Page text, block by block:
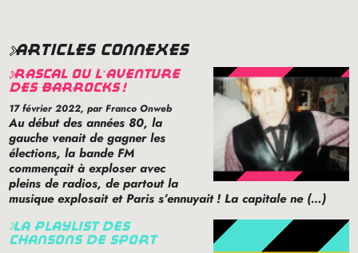
articles connexes
la playlist des
chansons de sport
rascal ou l’aventure
des barrocks !
17 février 2022, par Franco Onweb
Au début des années 80, la
gauche venait de gagner les
élections, la bandeFM
commençait à exploser avec
pleins de radios, de partout la
musique explosait et Paris s’ennuyait ! La capitale ne (…)